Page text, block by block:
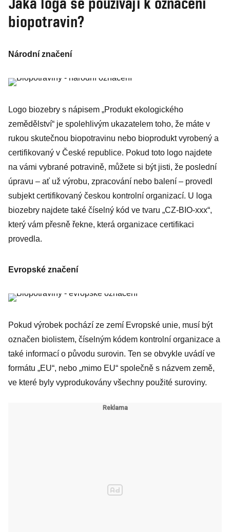
biopotravin?
Národní značení
Logo biozebry s nápisem „Produkt ekologického
zemědělství“ je spolehlivým ukazatelem toho, že máte v
rukou skutečnou biopotravinu nebo bioprodukt vyrobený a
certifikovaný v České republice. Pokud toto logo najdete
na vámi vybrané potravině, můžete si být jisti, že poslední
úpravu – ať už výrobu, zpracování nebo balení – provedl
subjekt certifikovaný českou kontrolní organizací. U loga
biozebry najdete také číselný kód ve tvaru „CZ-BIO-xxx“,
který vám přesně řekne, která organizace certifikaci
provedla.
Evropské značení
Pokud výrobek pochází ze zemí Evropské unie, musí být
označen biolistem, číselným kódem kontrolní organizace a
také informací o původu surovin. Ten se obvykle uvádí ve
formátu „EU“, nebo „mimo EU“ společně s názvem země,
ve které byly vyprodukovány všechny použité suroviny.